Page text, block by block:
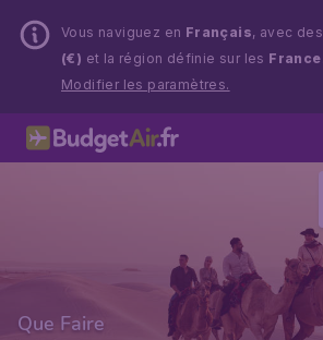
Vous naviguez en Français, avec
(€) et la région définie sur les France
Modifier les paramètres.
Que Faire